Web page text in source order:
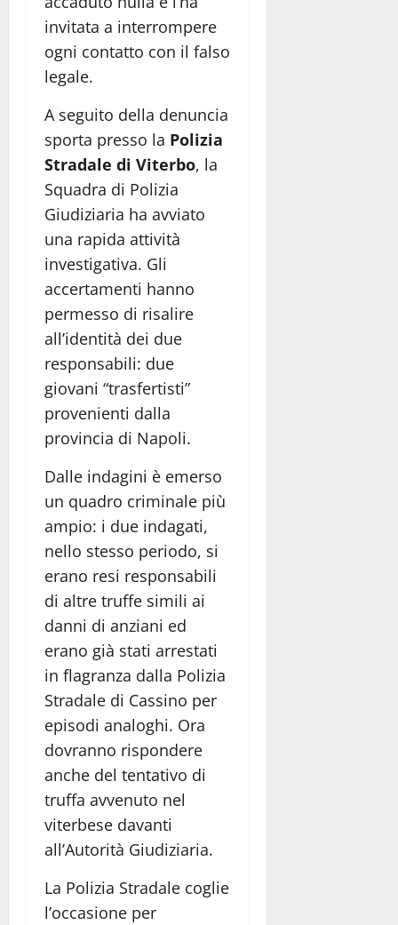
invitata a interrompere
ogni contatto con il falso
legale.
A seguito della denuncia
sporta presso la Polizia
Stradale di Viterbo, la
Squadra di Polizia
Giudiziaria ha avviato
una rapida attività
investigativa. Gli
accertamenti hanno
permesso di risalire
all’identità dei due
responsabili: due
giovani “trasfertisti”
provenienti dalla
provincia di Napoli.
Dalle indagini è emerso
un quadro criminale più
ampio: i due indagati,
nello stesso periodo, si
erano resi responsabili
di altre truffe simili ai
danni di anziani ed
erano già stati arrestati
in flagranza dalla Polizia
Stradale di Cassino per
episodi analoghi. Ora
dovranno rispondere
anche del tentativo di
truffa avvenuto nel
viterbese davanti
all’Autorità Giudiziaria.
La Polizia Stradale coglie
l’occasione per